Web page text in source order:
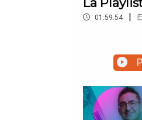
01:59:54 |